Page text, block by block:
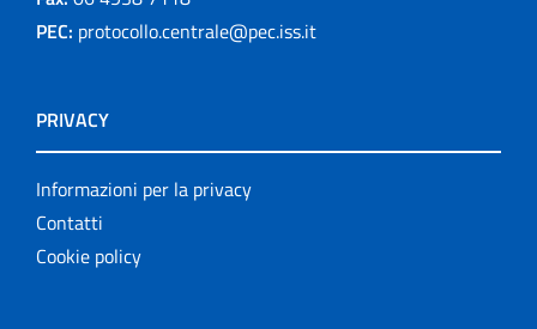
PEC: protocollo.centrale@pec.iss.it
PRIVACY
Informazioni per la privacy
Contatti
Cookie policy